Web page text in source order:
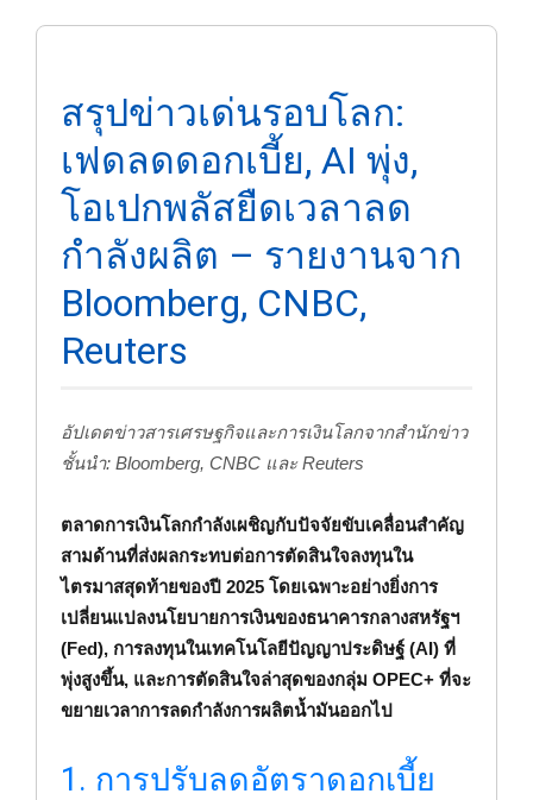
สรุปข่าวเด่นรอบโลก:
เฟดลดดอกเบี้ย, AI พุ่ง,
โอเปกพลัสยืดเวลาลด
กำลังผลิต – รายงานจาก
Bloomberg, CNBC,
Reuters
อัปเดตข่าวสารเศรษฐกิจและการเงินโลกจากสำนักข่าว
ชั้นนำ: Bloomberg, CNBC และ Reuters
ตลาดการเงินโลกกำลังเผชิญกับปัจจัยขับเคลื่อนสำคัญ
สามด้านที่ส่งผลกระทบต่อการตัดสินใจลงทุนใน
ไตรมาสสุดท้ายของปี 2025 โดยเฉพาะอย่างยิ่งการ
เปลี่ยนแปลงนโยบายการเงินของธนาคารกลางสหรัฐฯ
(Fed), การลงทุนในเทคโนโลยีปัญญาประดิษฐ์ (AI) ที่
พุ่งสูงขึ้น, และการตัดสินใจล่าสุดของกลุ่ม OPEC+ ที่จะ
ขยายเวลาการลดกำลังการผลิตน้ำมันออกไป
1. การปรับลดอัตราดอกเบี้ย